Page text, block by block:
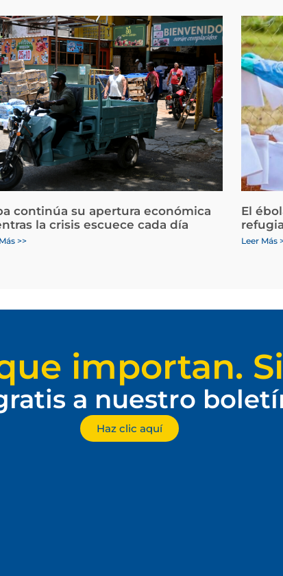
continúa su apertura económica
la crisis escuece cada día
>>
El
Leer Más
importan.
a nuestro
Haz clic aquí